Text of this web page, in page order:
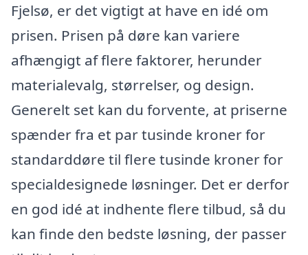
Fjelsø, er det vigtigt at have en idé om
prisen. Prisen på døre kan variere
afhængigt af flere faktorer, herunder
materialevalg, størrelser, og design.
Generelt set kan du forvente, at priserne
spænder fra et par tusinde kroner for
standarddøre til flere tusinde kroner for
specialdesignede løsninger. Det er derfor
en god idé at indhente flere tilbud, så du
kan finde den bedste løsning, der passer